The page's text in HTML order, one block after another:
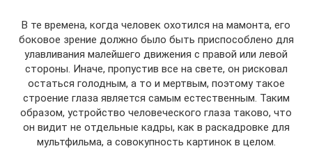
В те времена, когда человек охотился на мамонта, его
боковое зрение должно было быть приспособлено для
улавливания малейшего движения с правой или левой
стороны. Иначе, пропустив все на свете, он рисковал
остаться голодным, а то и мертвым, поэтому такое
строение глаза является самым естественным. Таким
образом, устройство человеческого глаза таково, что
он видит не отдельные кадры, как в раскадровке для
мультфильма, а совокупность картинок в целом.